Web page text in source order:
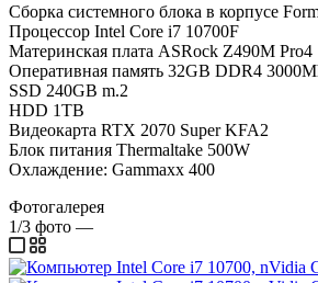
Сборка системного блока в корпусе
Процессор Intel Core i7 10700F
Материнская плата ASRock Z490M Pro4
Оперативная память 32GB DDR4
SSD 240GB m.2
HDD 1TB
Видеокарта RTX 2070 Super KFA2
Блок питания Thermaltake 500W
Охлаждение: Gammaxx 400
Фотогалерея
1/3 фото —